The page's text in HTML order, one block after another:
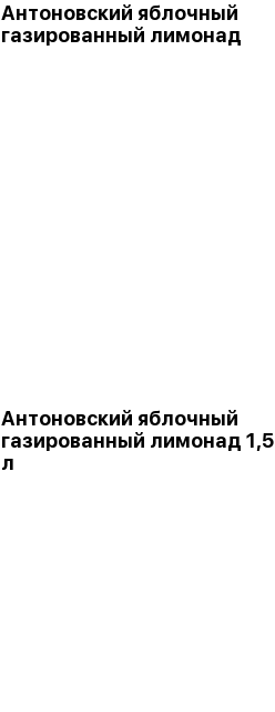
Антоновский яблочный
газированный лимонад
Антоновский яблочный
газированный лимонад 1,5
л